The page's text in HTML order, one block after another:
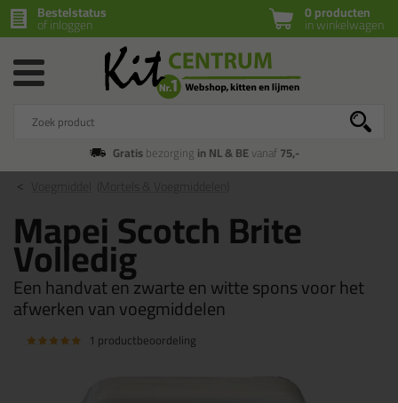
0 producten
in winkelwagen
Bestelstatus
of inloggen
Gratisbezorging in NL & BEvanaf75,-
Mapei Scotch Brite
Volledig
Een handvat en zwarte en witte spons voor het
afwerken van voegmiddelen
1 productbeoordeling